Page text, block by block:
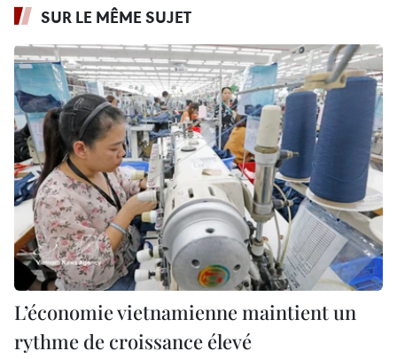
SUR LE MÊME SUJET
L’économie vietnamienne maintient un
rythme de croissance élevé